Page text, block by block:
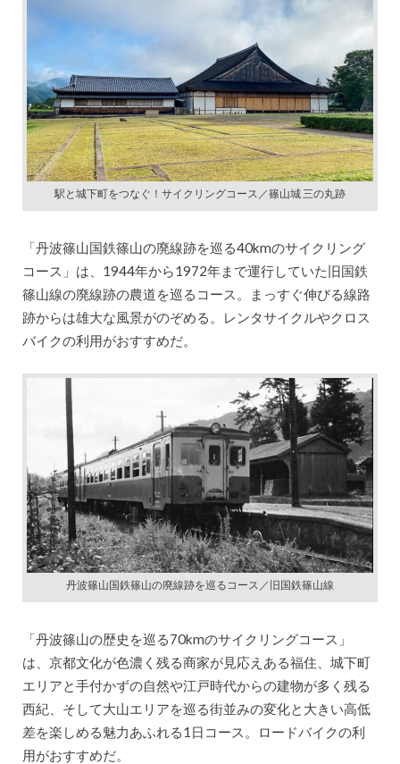
駅と城下町をつなぐ！サイクリングコース／篠山城 三の丸跡
「丹波篠山国鉄篠山の廃線跡を巡る40kmのサイクリング
コース」は、1944年から1972年まで運行していた旧国鉄
篠山線の廃線跡の農道を巡るコース。まっすぐ伸びる線路
跡からは雄大な風景がのぞめる。レンタサイクルやクロス
バイクの利用がおすすめだ。
丹波篠山国鉄篠山の廃線跡を巡るコース／旧国鉄篠山線
「丹波篠山の歴史を巡る70kmのサイクリングコース」
は、京都文化が色濃く残る商家が見応えある福住、城下町
エリアと手付かずの自然や江戸時代からの建物が多く残る
西紀、そして大山エリアを巡る街並みの変化と大きい高低
差を楽しめる魅力あふれる1日コース。ロードバイクの利
用がおすすめだ。